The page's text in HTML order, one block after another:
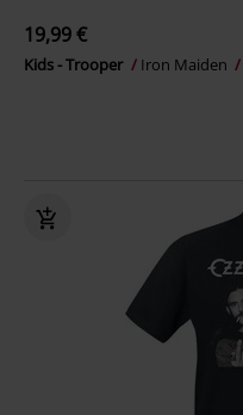
19,99 €
Kids - Trooper Iron Maiden